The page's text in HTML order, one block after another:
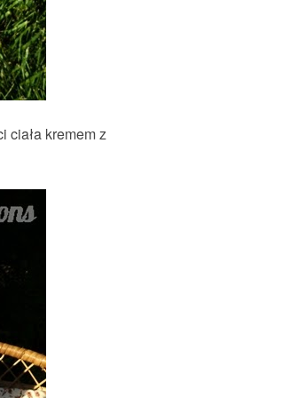
ciała kremem z